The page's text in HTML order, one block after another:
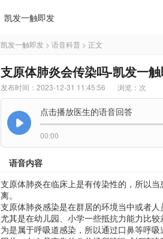
凯发一触即发
凯发一触即发 > 语音科普 > 正文
支原体肺炎会传染吗-凯发一
发布时间：2023-12-31 11:45:56 浏览： 次
点击播放医生的语音回答
00:00
语音内容
支原体肺炎在临床上是有传染性的，所以
离。
支原体肺炎感染是在群居的环境当中或者
尤其是在幼儿园、小学一些抵抗力能力比
为是属于呼吸道感染，所以通过口鼻等呼